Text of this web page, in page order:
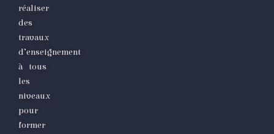
réaliser
des
travaux
d’enseignement
à tous
les
niveaux
pour
former